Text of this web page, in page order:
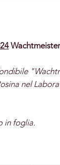
nel
in foglia.